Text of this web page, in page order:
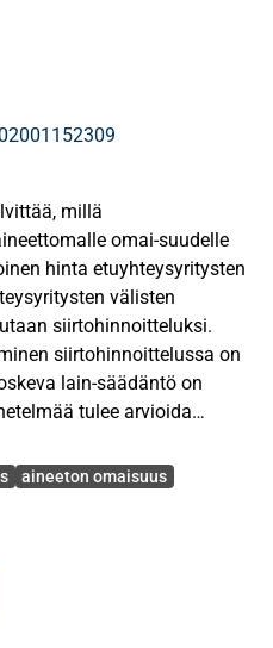
millä
omai-suudelle
hinta etuyhteysyritysten
välisten
siirtohinnoitteluksi.
siirtohinnoittelussa on
lain-säädäntö on
tulee arvioida
lainsäädännössä
kansainväli-sen
aineeton omaisuus